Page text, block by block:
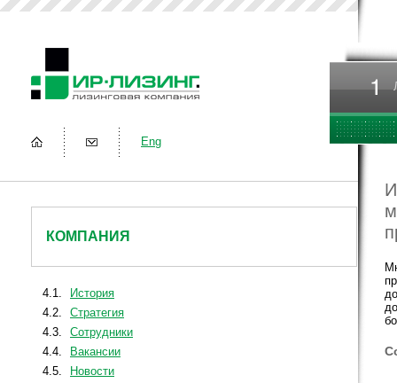
Eng
КОМПАНИЯ
4.1.
История
4.2.
Стратегия
4.3.
Сотрудники
4.4.
Вакансии
4.5.
Новости